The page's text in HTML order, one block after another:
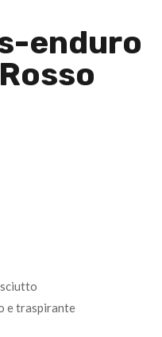
enduro
e traspirante